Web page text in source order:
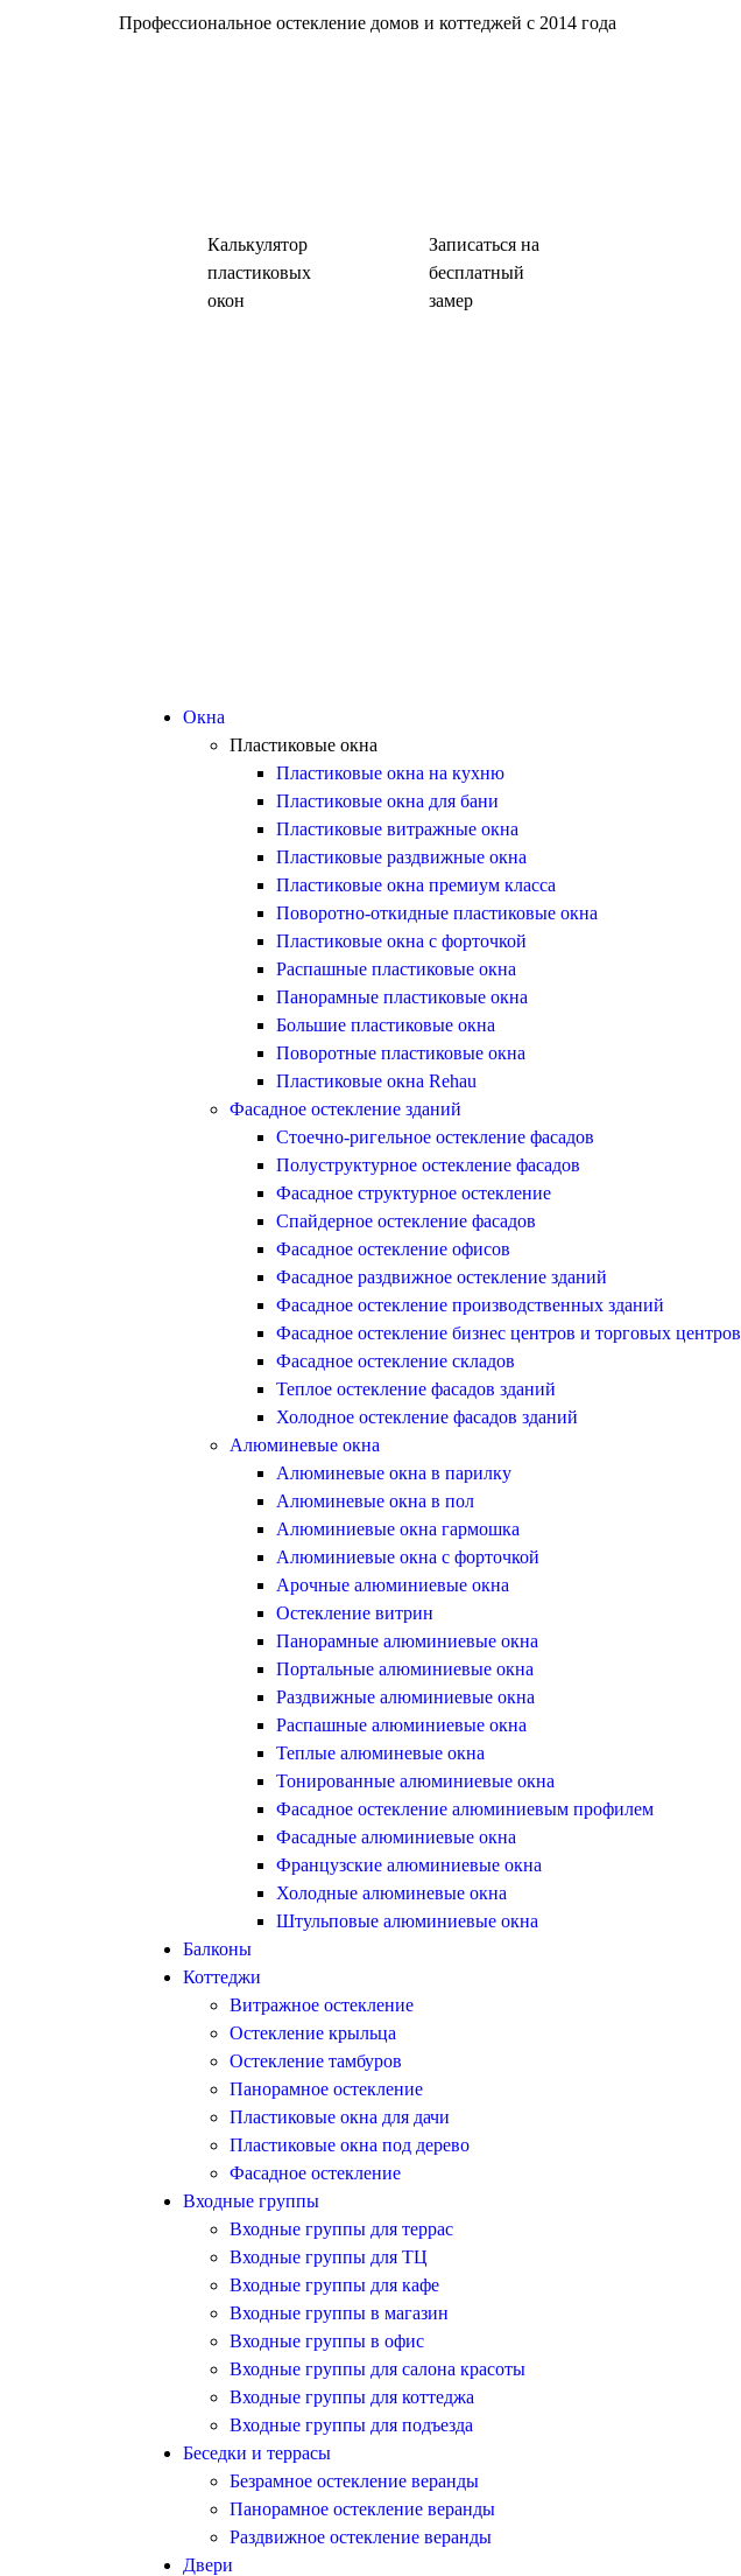
Профессиональное остекление домов и коттеджей с 2014 года
Калькулятор
пластиковых
окон
Записаться на
бесплатный
замер
Окна
Пластиковые окна
Пластиковые окна на кухню
Пластиковые окна для бани
Пластиковые витражные окна
Пластиковые раздвижные окна
Пластиковые окна премиум класса
Поворотно-откидные пластиковые окна
Пластиковые окна с форточкой
Распашные пластиковые окна
Панорамные пластиковые окна
Большие пластиковые окна
Поворотные пластиковые окна
Пластиковые окна Rehau
Фасадное остекление зданий
Стоечно-ригельное остекление фасадов
Полуструктурное остекление фасадов
Фасадное структурное остекление
Спайдерное остекление фасадов
Фасадное остекление офисов
Фасадное раздвижное остекление зданий
Фасадное остекление производственных зданий
Фасадное остекление бизнес центров и торговых центров
Фасадное остекление складов
Теплое остекление фасадов зданий
Холодное остекление фасадов зданий
Алюминевые окна
Алюминевые окна в парилку
Алюминевые окна в пол
Алюминиевые окна гармошка
Алюминиевые окна с форточкой
Арочные алюминиевые окна
Остекление витрин
Панорамные алюминиевые окна
Портальные алюминиевые окна
Раздвижные алюминиевые окна
Распашные алюминиевые окна
Теплые алюминевые окна
Тонированные алюминиевые окна
Фасадное остекление алюминиевым профилем
Фасадные алюминиевые окна
Французские алюминиевые окна
Холодные алюминевые окна
Штульповые алюминиевые окна
Балконы
Коттеджи
Витражное остекление
Остекление крыльца
Остекление тамбуров
Панорамное остекление
Пластиковые окна для дачи
Пластиковые окна под дерево
Фасадное остекление
Входные группы
Входные группы для террас
Входные группы для ТЦ
Входные группы для кафе
Входные группы в магазин
Входные группы в офис
Входные группы для салона красоты
Входные группы для коттеджа
Входные группы для подъезда
Беседки и террасы
Безрамное остекление веранды
Панорамное остекление веранды
Раздвижное остекление веранды
Двери